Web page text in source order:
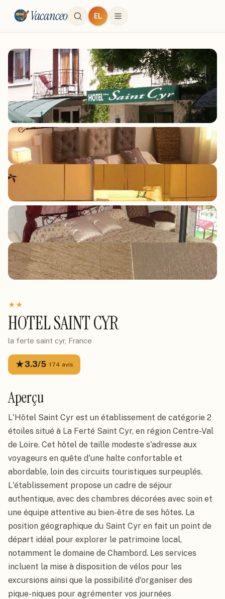
Vacanceo EL
★★
HOTEL SAINT CYR
la ferte saint cyr, France
★3.3/5· 174 avis
Aperçu
L'Hôtel Saint Cyr est un établissement de catégorie 2
étoiles situé à La Ferté Saint Cyr, en région Centre-Val
de Loire. Cet hôtel de taille modeste s'adresse aux
voyageurs en quête d'une halte confortable et
abordable, loin des circuits touristiques surpeuplés.
L'établissement propose un cadre de séjour
authentique, avec des chambres décorées avec soin et
une équipe attentive au bien-être de ses hôtes. La
position géographique du Saint Cyr en fait un point de
départ idéal pour explorer le patrimoine local,
notamment le domaine de Chambord. Les services
incluent la mise à disposition de vélos pour les
excursions ainsi que la possibilité d'organiser des
pique-niques pour agrémenter vos journées